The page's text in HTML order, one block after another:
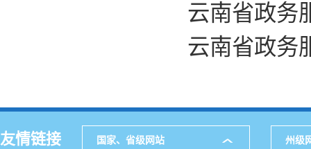
云南省政务
云南省政务
友情链接 国家、省级网站 州级